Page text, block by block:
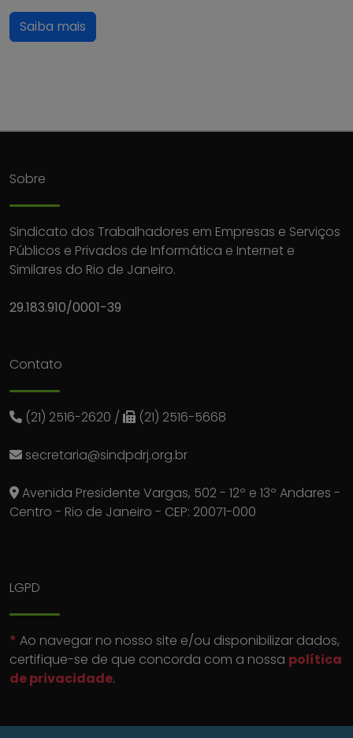
Saiba mais
Sobre
Sindicato dos Trabalhadores em Empresas e Serviços
Públicos e Privados de Informática e Internet e
Similares do Rio de Janeiro.
29.183.910/0001-39
Contato
(21) 2516-2620 / (21) 2516-5668
secretaria@sindpdrj.org.br
Avenida Presidente Vargas, 502 - 12º e 13º Andares -
Centro - Rio de Janeiro - CEP: 20071-000
LGPD
* Ao navegar no nosso site e/ou disponibilizar dados,
certifique-se de que concorda com a nossa política
de privacidade.